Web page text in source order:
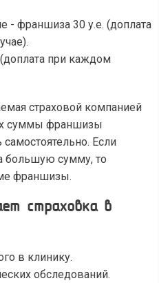
- франшиза 30 у.е. (доплата
при каждом
страховой компанией
суммы франшизы
Если
большую сумму, то
франшизы.
страховка в
в клинику.
обследований.